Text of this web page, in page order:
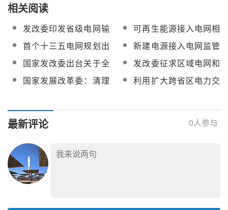
相关阅读
发改委印发省级电网输
配电价定价办法（试
行）通知
可再生能源接入电网相
关国际标准获批立项
首个十三五电网规划出
炉
新建电源接入电网监管
暂行办法4月1日起实施
国家发改委出台关于全
面深化价格机制改革的
意见
发改委征求区域电网和
跨省跨区专项工程输电
价格定价意见
国家发展改革委：清理
利用扩大跨省区电力交
最新评论 0人参与